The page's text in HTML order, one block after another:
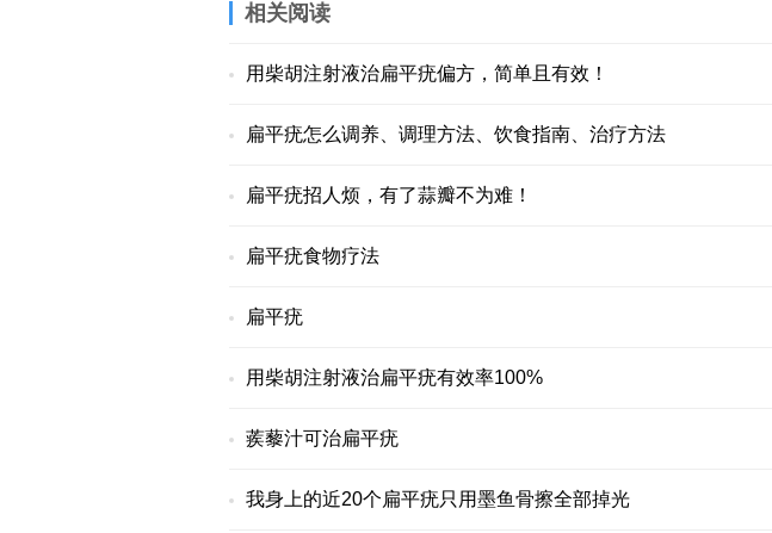
相关阅读
用柴胡注射液治扁平疣偏方，简单且有效！
扁平疣怎么调养、调理方法、饮食指南、治疗方法
扁平疣招人烦，有了蒜瓣不为难！
扁平疣食物疗法
扁平疣
用柴胡注射液治扁平疣有效率100%
蒺藜汁可治扁平疣
我身上的近20个扁平疣只用墨鱼骨擦全部掉光